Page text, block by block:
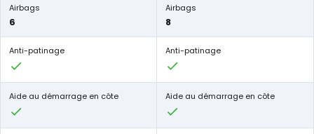
Airbags
6
Airbags
8
Anti-patinage Anti-patinage
Aide au démarrage en côte Aide au démarrage en côte